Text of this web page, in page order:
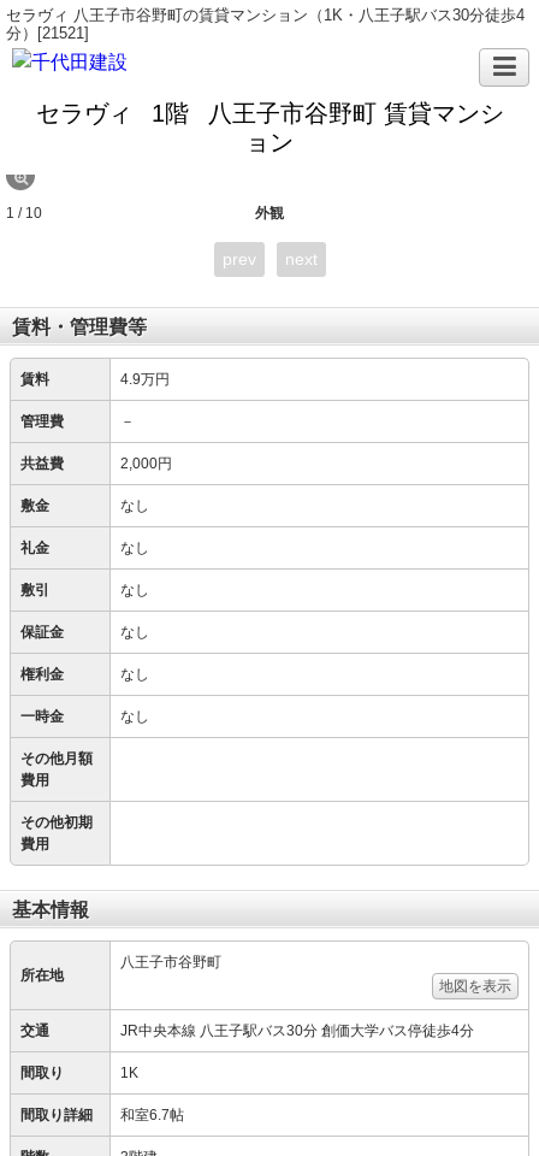
セラヴィ 八王子市谷野町の賃貸マンション（1K・八王子駅バス30分徒歩4
分）[21521]
セラヴィ 1階
八王子市谷野町 賃貸マンシ
ョン
外観
1 / 10
prev next
賃料・管理費等
賃料 4.9万円
管理費 －
共益費 2,000円
敷金 なし
礼金 なし
敷引 なし
保証金 なし
権利金 なし
一時金 なし
その他月額
費用
その他初期
費用
基本情報
所在地
八王子市谷野町
地図を表示
交通 JR中央本線 八王子駅バス30分 創価大学バス停徒歩4分
間取り 1K
間取り詳細 和室6.7帖